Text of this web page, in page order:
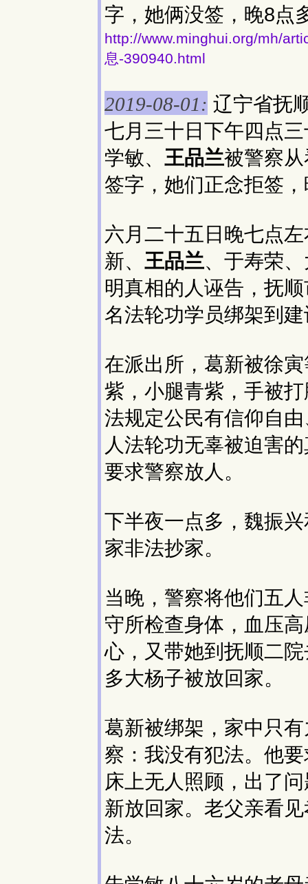
字，她俩没签，晚8点
http://www.minghui.org/mh/
息-390940.html
2019-08-01: 辽宁省抚
七月三十日下午四点
学敏、 王品兰被警察
签字，她们正念拒签
六月二十五日晚七点
新、 王品兰、于寿荣
明真相的人诬告，抚
名法轮功学员绑架到
在派出所，葛新被徐
紫，小腿青紫，手被
法规定公民有信仰自
人法轮功无辜被迫害
要求警察放人。
下半夜一点多，魏振
家非法抄家。
当晚，警察将他们五
守所检查身体，血压
心，又带她到抚顺二
多大杨子被放回家。
葛新被绑架，家中只
察：我没有犯法。他
床上无人照顾，出了
新放回家。老父亲看
法。